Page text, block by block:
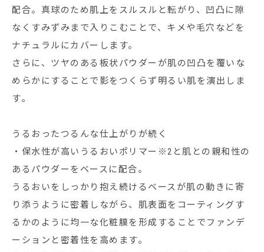
配合。真球のため肌上をスルスルと転がり、凹凸に隙
なくすみずみまで入りこむことで、キメや毛穴などを
ナチュラルにカバーします。
さらに、ツヤのある板状パウダーが肌の凹凸を覆いな
めらかにすることで影をつくらず明るい肌を演出しま
す。
うるおったつるんな仕上がりが続く
・保水性が高いうるおいポリマー※2と肌との親和性の
あるパウダーをベースに配合。
うるおいをしっかり抱え続けるベースが肌の動きに寄
り添うように密着しながら、肌表面をコーティングす
るかのように均一な化粧膜を形成することでファンデ
ーションと密着性を高めます。